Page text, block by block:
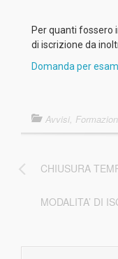
Per quanti fossero
di iscrizione da
Domanda per
Avvisi,
CHIUSURA
MODALITA’ DI